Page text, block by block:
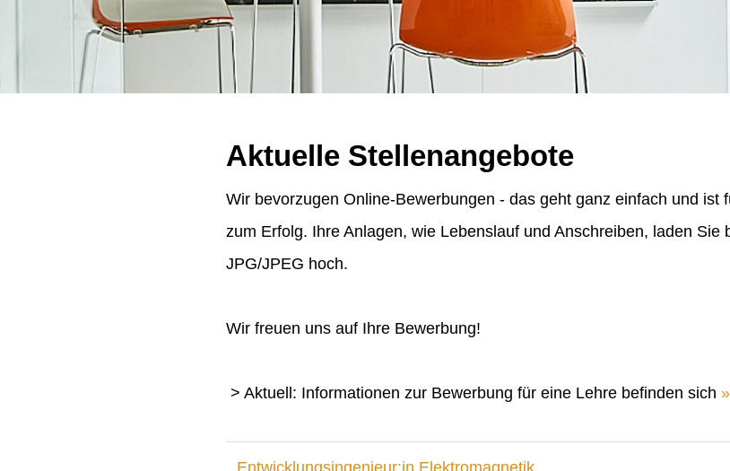
Aktuelle Stellenangebote
Wir bevorzugen Online-Bewerbungen - das geht ganz einfach und ist
zum Erfolg. Ihre Anlagen, wie Lebenslauf und Anschreiben, laden Sie
JPG/JPEG hoch.
Wir freuen uns auf Ihre Bewerbung!
> Aktuell: Informationen zur Bewerbung für eine Lehre befinden sich
Entwicklungsingenieur:in Elektromagnetik